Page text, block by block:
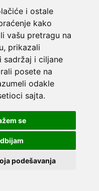
i ostale
kako
vašu pretragu na
prikazali
sadržaj i ciljane
posete na
odakle
sajta.
se
podešavanja
bought online, you can use the
All products, listed on this
on this website can be updated
on the website.
Reserved